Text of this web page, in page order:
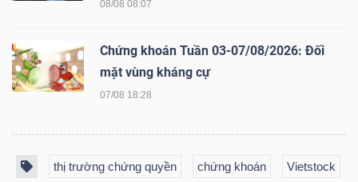
08/08 08:07
Chứng khoán Tuần 03-07/08/2026: Đối
mặt vùng kháng cự
07/08 18:28
thị trường chứng quyền chứng khoán Vietstock
CÔNG
NGHỆ